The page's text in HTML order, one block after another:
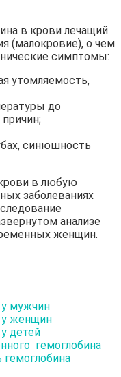
в крови лечащий
(малокровие), о чем
симптомы:
утомляемость,
до
синюшность
в любую
заболеваниях
анализе
женщин.
у мужчин
у женщин
детей
гемоглобина